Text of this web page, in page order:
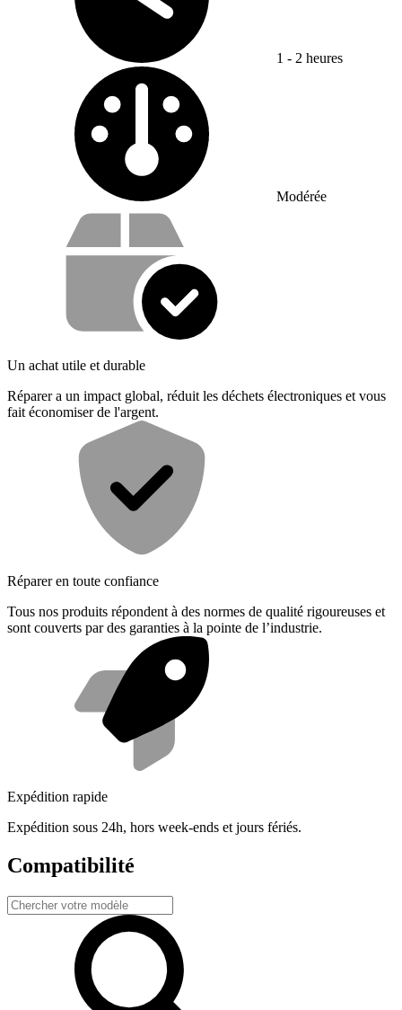
1 - 2 heures
Modérée
Vos avantages
Un achat utile et durable
Réparer a un impact global, réduit les déchets électroniques et vous
fait économiser de l'argent.
Réparer en toute confiance
Tous nos produits répondent à des normes de qualité rigoureuses et
sont couverts par des garanties à la pointe de l’industrie.
Expédition rapide
Expédition sous 24h, hors week-ends et jours fériés.
Compatibilité